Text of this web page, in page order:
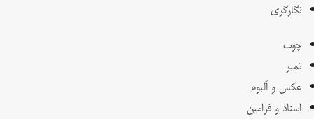
نگارگری
چوب
تمبر
عکس و آلبوم
اسناد و فرامین